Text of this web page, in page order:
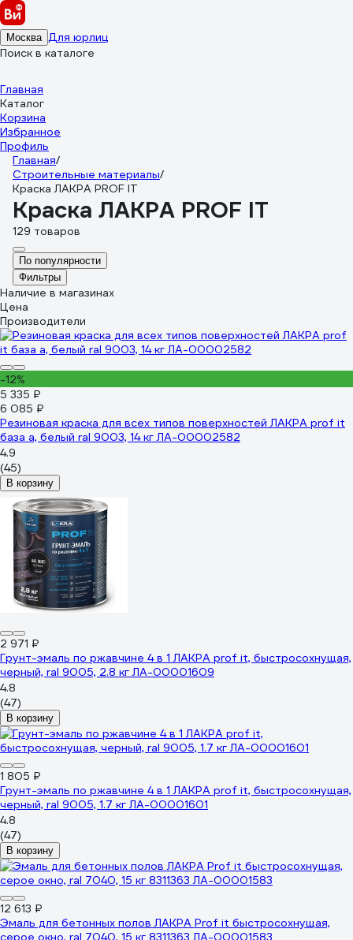
Москва Для юрлиц
Поиск в каталоге
Главная
Каталог
Корзина
Избранное
Профиль
Главная/
Строительные материалы/
Краска ЛАКРА PROF IT
Краска ЛАКРА PROF IT
129 товаров
По популярности
Фильтры
Наличие в магазинах
Цена
Производители
-12%
5 335 ₽
6 085 ₽
Резиновая краска для всех типов поверхностей ЛАКРА prof it
база а, белый ral 9003, 14 кг ЛА-00002582
4.9
(45)
В корзину
2 971 ₽
Грунт-эмаль по ржавчине 4 в 1 ЛАКРА prof it, быстросохнущая,
черный, ral 9005, 2.8 кг ЛА-00001609
4.8
(47)
В корзину
1 805 ₽
Грунт-эмаль по ржавчине 4 в 1 ЛАКРА prof it, быстросохнущая,
черный, ral 9005, 1.7 кг ЛА-00001601
4.8
(47)
В корзину
12 613 ₽
Эмаль для бетонных полов ЛАКРА Prof it быстросохнущая,
серое окно, ral 7040, 15 кг 8311363 ЛА-00001583